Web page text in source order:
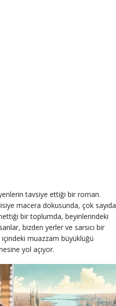
tavsiye ettiği bir roman.
macera dokusunda, çok sayıda
bir toplumda, beyinlerindeki
bizden yerler ve sarsıcı bir
içindeki muazzam büyüklüğü
yol açıyor.